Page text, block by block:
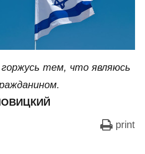
тем, что являюсь
print